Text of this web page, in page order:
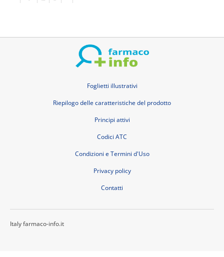
Foglietti illustrativi
Riepilogo delle caratteristiche del prodotto
Principi attivi
Codici ATC
Condizioni e Termini d'Uso
Privacy policy
Contatti
Italy farmaco-info.it